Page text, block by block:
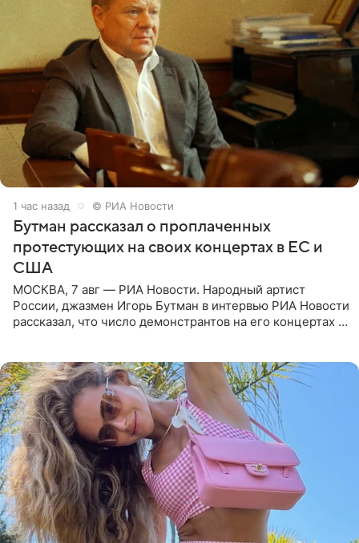
1 час назад © РИА Новости
Бутман рассказал о проплаченных
протестующих на своих концертах в ЕС и
США
МОСКВА, 7 авг — РИА Новости. Народный артист
России, джазмен Игорь Бутман в интервью РИА Новости
рассказал, что число демонстрантов на его концертах в